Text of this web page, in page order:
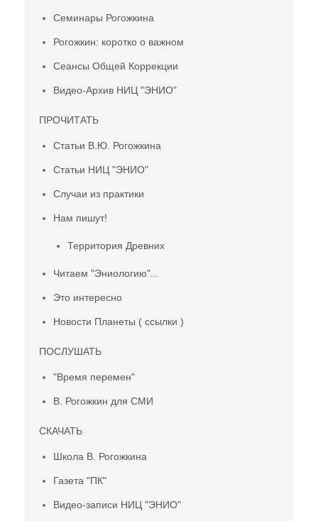
Семинары Рогожкина
Рогожкин: коротко о важном
Сеансы Общей Коррекции
Видео-Архив НИЦ "ЭНИО"
ПРОЧИТАТЬ
Статьи В.Ю. Рогожкина
Статьи НИЦ "ЭНИО"
Случаи из практики
Нам пишут!
Территория Древних
Читаем "Эниологию"...
Это интересно
Новости Планеты ( ссылки )
ПОСЛУШАТЬ
"Время перемен"
В. Рогожкин для СМИ
СКАЧАТЬ
Школа В. Рогожкина
Газета "ПК"
Видео-записи НИЦ "ЭНИО"